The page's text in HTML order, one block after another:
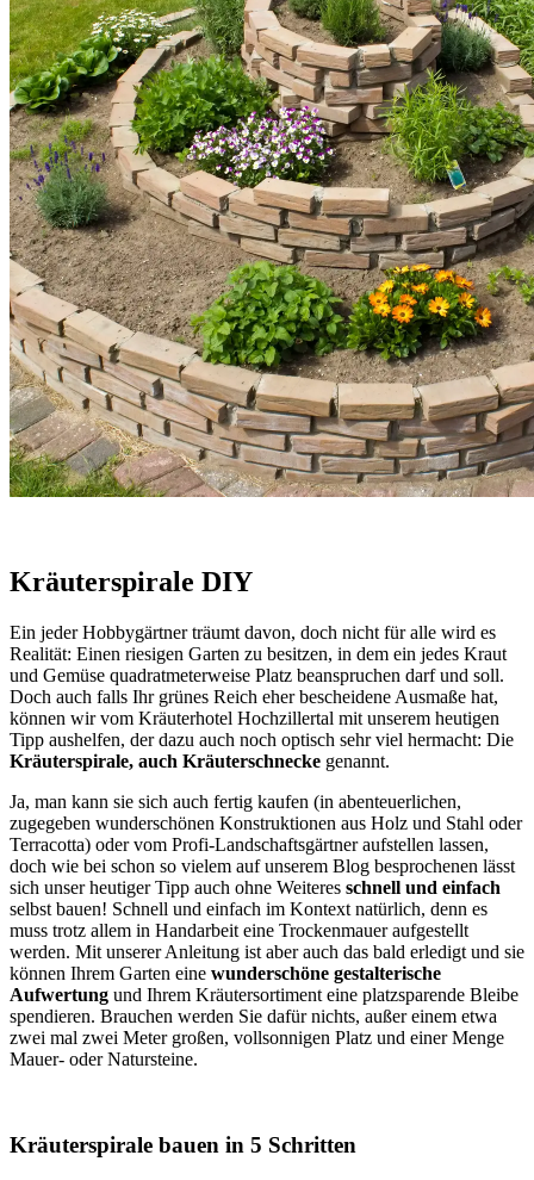
Kräuterspirale DIY
Ein jeder Hobbygärtner träumt davon, doch nicht für alle wird es
Realität: Einen riesigen Garten zu besitzen, in dem ein jedes Kraut
und Gemüse quadratmeterweise Platz beanspruchen darf und soll.
Doch auch falls Ihr grünes Reich eher bescheidene Ausmaße hat,
können wir vom Kräuterhotel Hochzillertal mit unserem heutigen
Tipp aushelfen, der dazu auch noch optisch sehr viel hermacht: Die
Kräuterspirale, auch Kräuterschnecke genannt.
Ja, man kann sie sich auch fertig kaufen (in abenteuerlichen,
zugegeben wunderschönen Konstruktionen aus Holz und Stahl oder
Terracotta) oder vom Profi-Landschaftsgärtner aufstellen lassen,
doch wie bei schon so vielem auf unserem Blog besprochenen lässt
sich unser heutiger Tipp auch ohne Weiteres schnell und einfach
selbst bauen! Schnell und einfach im Kontext natürlich, denn es
muss trotz allem in Handarbeit eine Trockenmauer aufgestellt
werden. Mit unserer Anleitung ist aber auch das bald erledigt und sie
können Ihrem Garten eine wunderschöne gestalterische
Aufwertung und Ihrem Kräutersortiment eine platzsparende Bleibe
spendieren. Brauchen werden Sie dafür nichts, außer einem etwa
zwei mal zwei Meter großen, vollsonnigen Platz und einer Menge
Mauer- oder Natursteine.
Kräuterspirale bauen in 5 Schritten